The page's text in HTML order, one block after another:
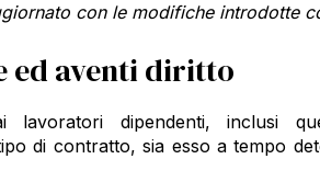
con le modifiche introdotte
ed aventi diritto
dipendenti, inclusi
di contratto, sia esso a tempo